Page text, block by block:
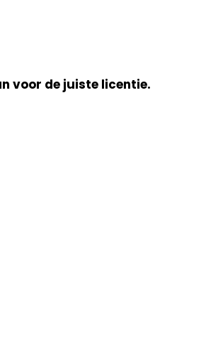
voor de juiste licentie.